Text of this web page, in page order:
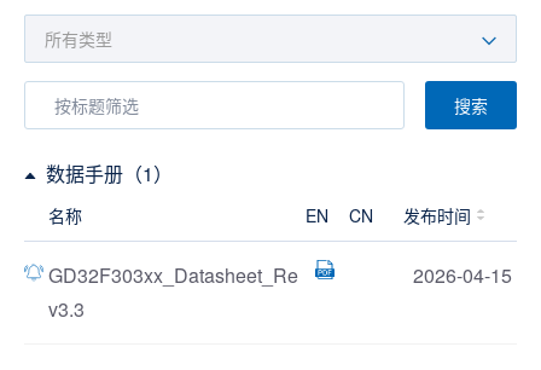
搜索
数据手册（1）
名称 EN CN 发布时间
GD32F303xx_Datasheet_Re
v3.3
2026-04-15